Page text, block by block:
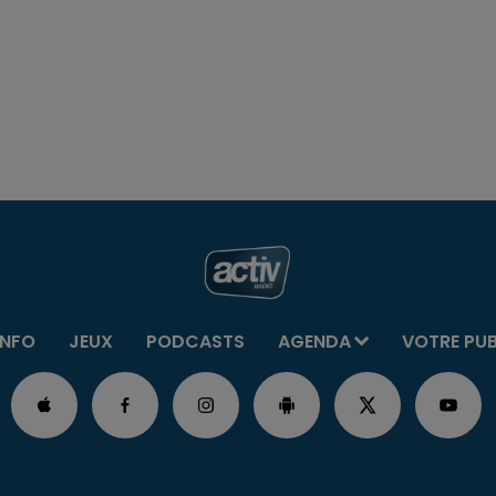
JEUX PODCASTS AGENDA VOTRE